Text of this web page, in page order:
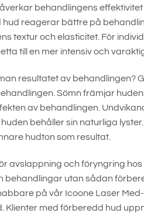
behandlingens
hud reagerar bättre på
textur och elasticitet. För
till en mer intensiv och
resultatet av behandlingen?
Sömn främjar
av behandlingen.
behåller sin naturliga
hudton som resultat.
avslappning och föryngring
behandlingar utan sådan
på vår Icoone Laser
Klienter med förberedd hud